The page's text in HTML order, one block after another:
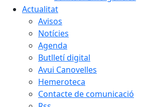
Actualitat
Avisos
Notícies
Agenda
Butlletí digital
Avui Canovelles
Hemeroteca
Contacte de comunicació